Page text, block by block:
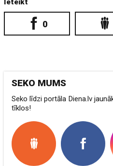
Ieteikt
0
SEKO MUMS
Seko līdzi portāla Diena.lv
tīklos!